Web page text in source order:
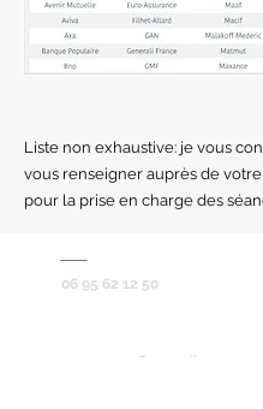
Liste non exhaustive: je vous
vous renseigner auprès de
pour la prise en charge des
06 95 62 12 50
sqyzen78@gmail.com